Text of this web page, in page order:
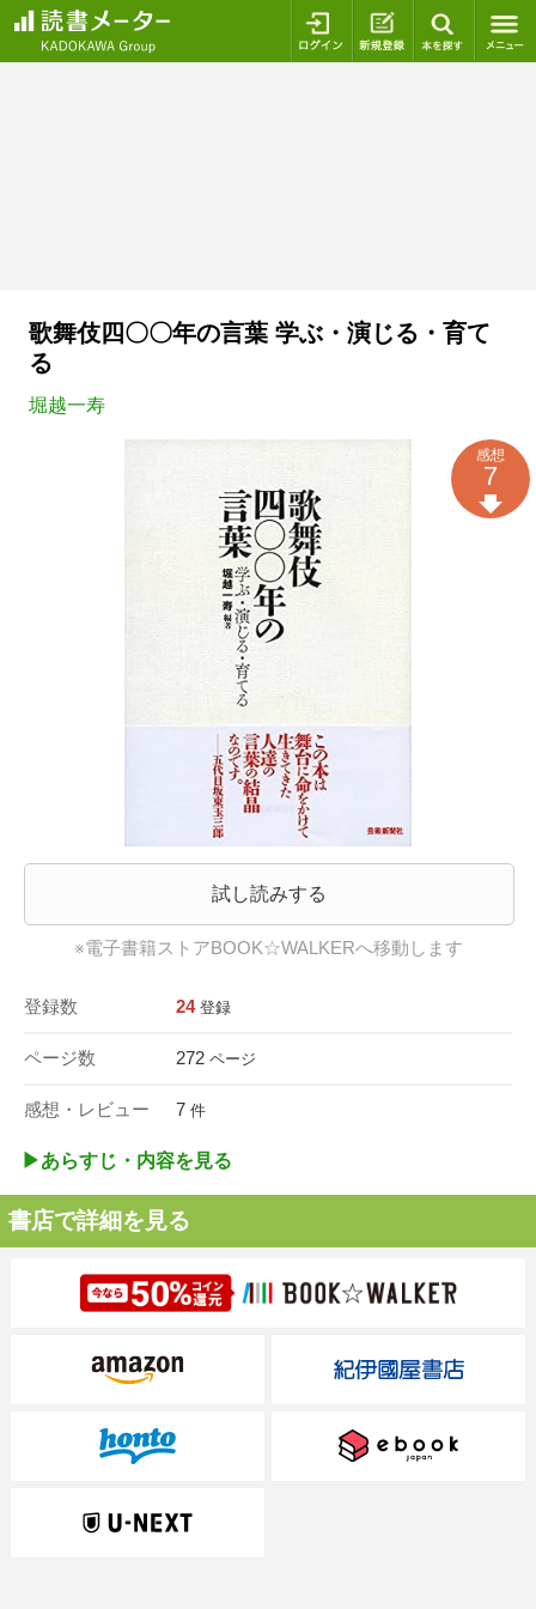
ログイン 新規登録
歌舞伎四〇〇年の言葉 学ぶ・演じる・育て
る
堀越一寿
試し読みする
※電子書籍ストアBOOK☆WALKERへ移動します
登録数 24 登録
ページ数 272 ページ
感想・レビュー 7 件
感想
7
▶︎あらすじ・内容を見る
書店で詳細を見る